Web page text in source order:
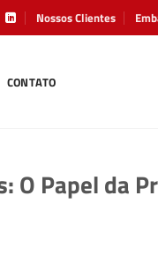
Nossos Clientes
CONTATO
O Papel da